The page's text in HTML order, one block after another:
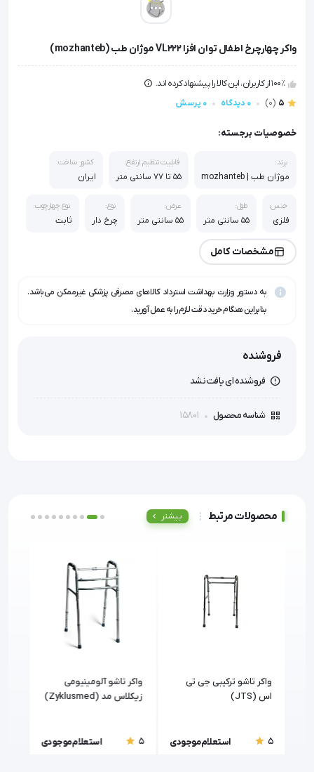
واکر چهارچرخ اطفال توان افزا VL222 موژان طب (mozhanteb)
100٪ از کاربران، این کالا را پیشنهاد کرده اند.
5
(0) 0 دیدگاه 0 پرسش
خصوصیات برجسته:
برند:
موژان طب | mozhanteb
قابلیت تنظیم ارتفاع:
55 تا 77 سانتی متر
کشور ساخت:
ایران
جنس:
فلزی
طول:
55 سانتی متر
عرض:
55 سانتی متر
نوع:
چرخ دار
نوع چهارچوب:
ثابت
عرض داخلی:
50 سانتی متر
مشخصات کامل
به دستور وزارت بهداشت استرداد کالاهای مصرفی پزشکی غیرممکن می‌باشد.
بنابراین هنگام خرید دقت لازم را به عمل آورید.
فروشنده
فروشنده ای یافت نشد
شناسه محصول 15801
محصولات مرتبط بیشتر
واکر تاشو ترکیبی جی تی
اس (JTS)
5 استعلام موجودی
واکر تاشو آلومینیومی
زیکلاس مد (Zyklusmed)
5 استعلام موجودی